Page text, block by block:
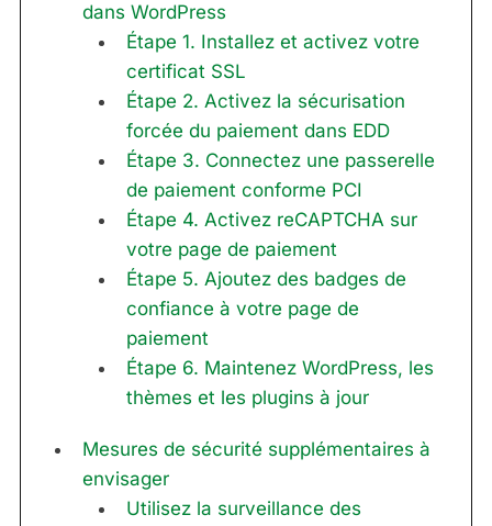
dans WordPress
Étape 1. Installez et activez votre
certificat SSL
Étape 2. Activez la sécurisation
forcée du paiement dans EDD
Étape 3. Connectez une passerelle
de paiement conforme PCI
Étape 4. Activez reCAPTCHA sur
votre page de paiement
Étape 5. Ajoutez des badges de
confiance à votre page de
paiement
Étape 6. Maintenez WordPress, les
thèmes et les plugins à jour
Mesures de sécurité supplémentaires à
envisager
Utilisez la surveillance des